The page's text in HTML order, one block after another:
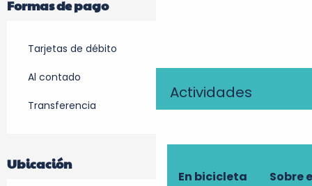
Actividades
En bicicleta Sobre
Formas de pago
Tarjetas de débito
Al contado
Transferencia
Ubicación